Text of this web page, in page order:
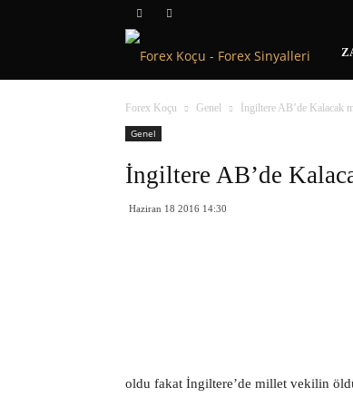
Forex Koçu Genel
İngiltere AB’de Kalacak
Genel
İngiltere AB’de
Haziran 18 2016 14:30
oldu fakat İngiltere’de millet vekilin